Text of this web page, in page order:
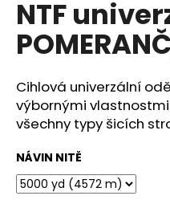
NTF
Cihlová univerzální
výbornými
všechny typy šicích
NÁVIN NITĚ
a
j
í
t
?